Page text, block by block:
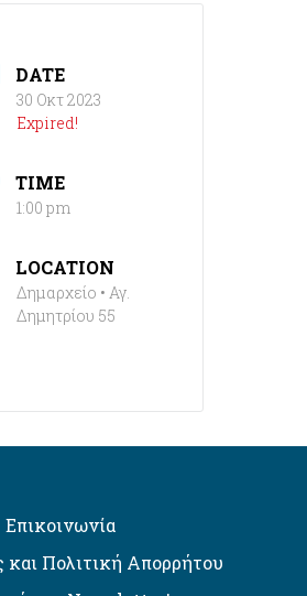
DATE
30 Οκτ 2023
Expired!
TIME
1:00 pm
LOCATION
Δημαρχείο • Αγ.
Δημητρίου 55
Επικοινωνία
και Πολιτική Απορρήτου